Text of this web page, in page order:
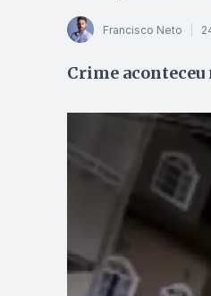
Francisco Neto
Crime aconteceu